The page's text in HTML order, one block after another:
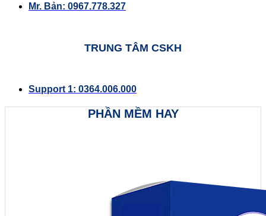
Mr. Bản: 0967.778.327
TRUNG TÂM CSKH
Support 1: 0364.006.000
PHẦN MỀM HAY